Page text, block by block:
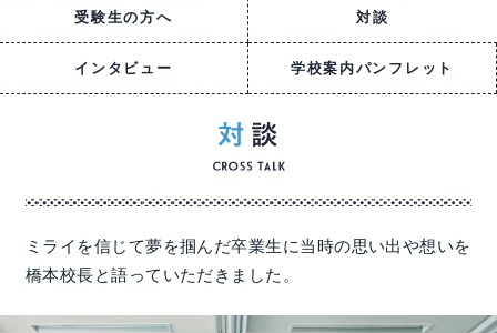
受験生の方へ 対談
インタビュー 学校案内パンフレット
ミライを信じて夢を掴んだ卒業生に当時の思い出や想いを
橋本校長と語っていただきました。